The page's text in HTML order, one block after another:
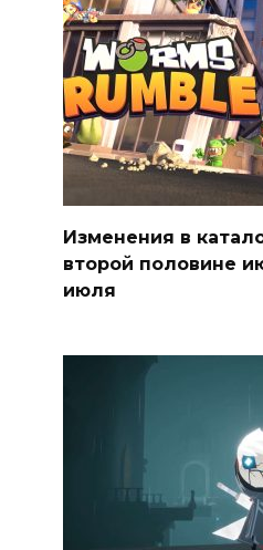
Изменения в
второй половине
июля